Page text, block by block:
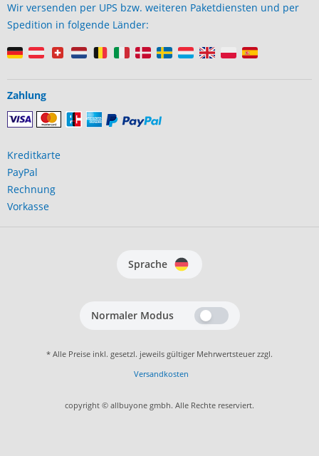
Wir versenden per UPS bzw. weiteren Paketdiensten und per
Spedition in folgende Länder:
Zahlung
Kreditkarte
PayPal
Rechnung
Vorkasse
Sprache
Normaler Modus
* Alle Preise inkl. gesetzl. jeweils gültiger Mehrwertsteuer zzgl.
Versandkosten
copyright © allbuyone gmbh. Alle Rechte reserviert.